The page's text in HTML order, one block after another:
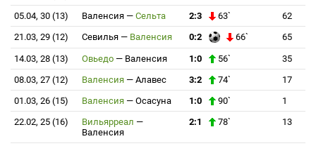
05.04, 30 (13)
Валенсия — Сельта 2:3 63`
62
21.03, 29 (12)
Севилья — Валенсия 0:2 66` 65
14.03, 28 (13) Овьедо — Валенсия 1:0 56`
35
08.03, 27 (12)
Валенсия — Алавес 3:2 74`
17
01.03, 26 (15)
Валенсия — Осасуна 1:0 90`
1
22.02, 25 (16)
Вильярреал —
Валенсия
2:1 78` 13